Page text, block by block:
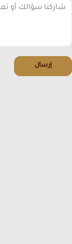
إرسال